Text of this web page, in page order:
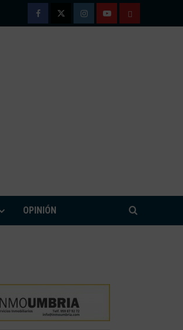
FacebookTwitterInstagramYoutubeTÉRMINOS
OPINIÓN